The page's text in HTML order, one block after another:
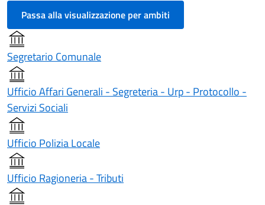
Passa alla visualizzazione per ambiti
Segretario Comunale
Ufficio Affari Generali - Segreteria - Urp - Protocollo -
Servizi Sociali
Ufficio Polizia Locale
Ufficio Ragioneria - Tributi